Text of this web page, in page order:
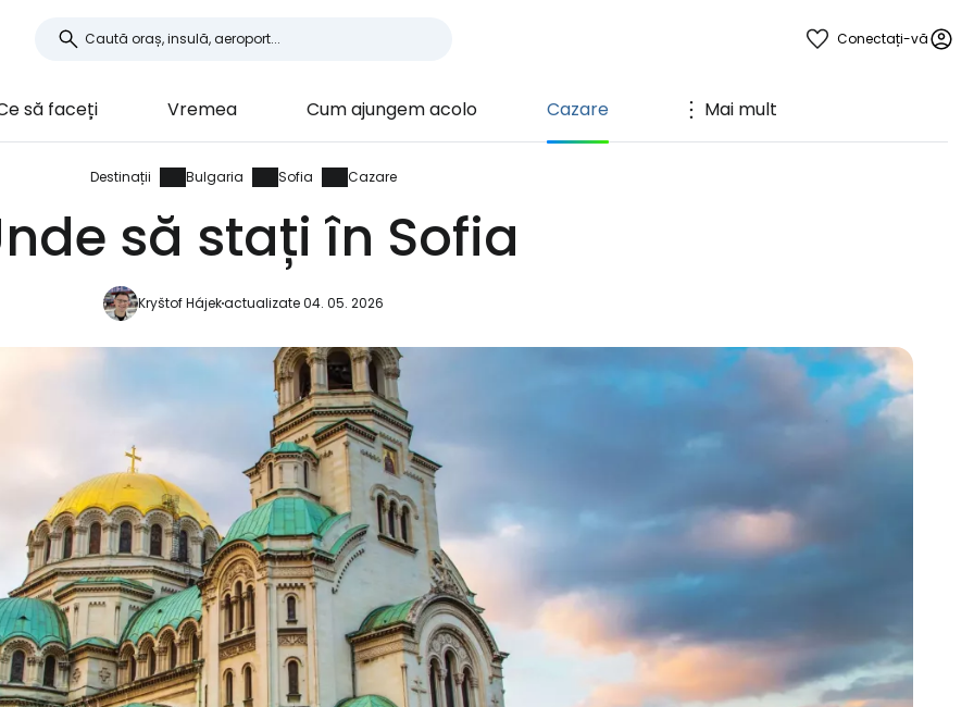
Conectați-vă
să faceți Vremea Cum ajungem acolo Cazare Mai mult
Destinații Bulgaria Sofia Cazare
să stați în Sofia
Kryštof Hájekactualizate 04. 05. 2026